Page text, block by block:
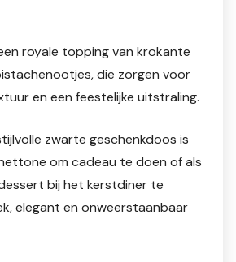
royale topping van krokante
die zorgen voor
en een feestelijke uitstraling.
zwarte geschenkdoos is
om cadeau te doen of als
bij het kerstdiner te
elegant en onweerstaanbaar